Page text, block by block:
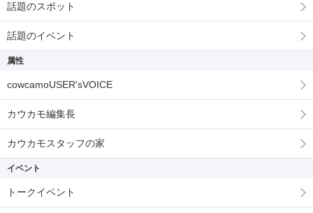
話題のスポット
話題のイベント
属性
cowcamoUSER'sVOICE
カウカモ編集長
カウカモスタッフの家
イベント
トークイベント